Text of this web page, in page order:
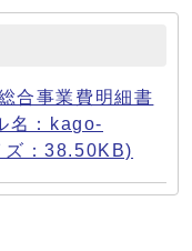
合事業費明細書
名：kago-
：38.50KB)